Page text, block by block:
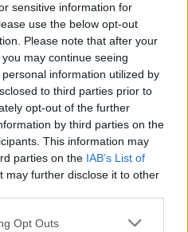
sensitive information for
use the below opt-out
Please note that after your
may continue seeing
information utilized by
to third parties prior to
opt-out of the further
by third parties on the
This information may
parties on the IAB’s List of
may further disclose it to other
uses one or more Google
Opt Outs
του Ζελένσκι
Τραμπ υπογράμμισε σε
Truth Social
θα μπορούσε
έτοιμος για
κέντρου μελετών
δήλωσε ότι «η
και του
στο Οβάλ Γραφείο